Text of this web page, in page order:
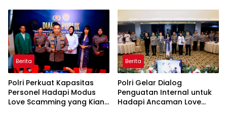
Korupsi serta Penguatan
Ekonomi Daerah
Berita
Polri Perkuat Kapasitas
Personel Hadapi Modus
Love Scamming yang Kian
Berita
Polri Gelar Dialog
Penguatan Internal untuk
Hadapi Ancaman Love